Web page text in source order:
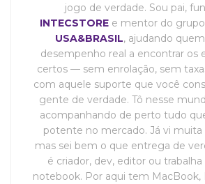
jogo de verdade. Sou pai,
INTECSTOREe mentor do grupo
USA&BRASIL, ajudando
desempenho real a encontrar os
certos — sem enrolação, sem
com aquele suporte que você
gente de verdade. Tô nesse
acompanhando de perto tudo
potente no mercado. Já vi muita
mas sei bem o que entrega de
é criador, dev, editor ou
notebook. Por aqui tem MacBook,